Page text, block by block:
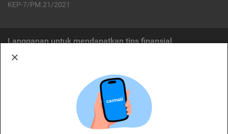
KEP-7/PM.21/2021
Langganan untuk mendapatkan tips finansial
Cermati merupakan penyelenggara agregasi jasa keuangan yang terdaftar di
OJK. Oleh karena itu, produk dan/atau layanan jasa keuangan yang
ditawarkan bukan merupakan produk dan/atau layanan jasa keuangan yang
diterbitkan oleh Cermati dan Cermati tidak bertanggung jawab atas tuntutan